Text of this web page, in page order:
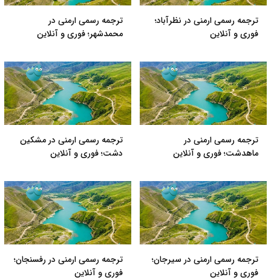
ترجمه رسمی ارمنی در نظرآباد؛
فوری و آنلاین
ترجمه رسمی ارمنی در
محمدشهر؛ فوری و آنلاین
ترجمه رسمی ارمنی در
ماهدشت؛ فوری و آنلاین
ترجمه رسمی ارمنی در مشکین
دشت؛ فوری و آنلاین
ترجمه رسمی ارمنی در سیرجان؛
فوری و آنلاین
ترجمه رسمی ارمنی در رفسنجان؛
فوری و آنلاین